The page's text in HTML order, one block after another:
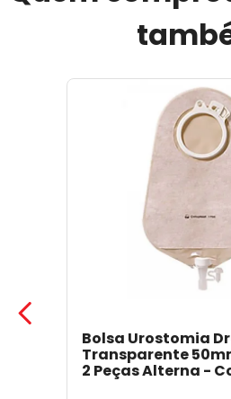
Bolsa Urostomia
Transparente
2 Peças Alterna -